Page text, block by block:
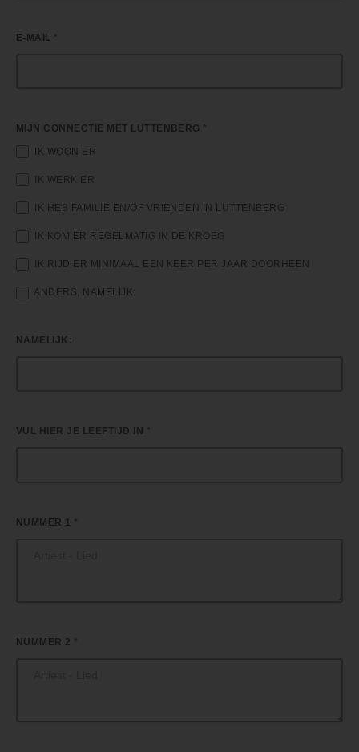
E
6
E-MAIL *
MIJN CONNECTIE MET LUTTENBERG *
IK WOON ER
IK WERK ER
IK HEB FAMILIE EN/OF VRIENDEN IN LUTTENBERG
IK KOM ER REGELMATIG IN DE KROEG
IK RIJD ER MINIMAAL EEN KEER PER JAAR DOORHEEN
ANDERS, NAMELIJK:
NAMELIJK:
VUL HIER JE LEEFTIJD IN *
NUMMER 1 *
NUMMER 2 *